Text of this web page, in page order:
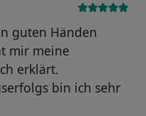
guten Händen
mir meine
erklärt.
bin ich sehr